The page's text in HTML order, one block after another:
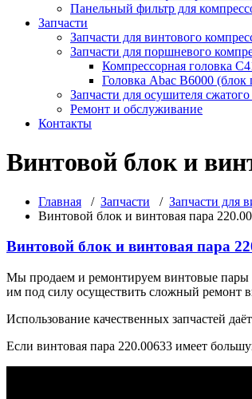
Панельный фильтр для
Запчасти
Запчасти для винтового
Запчасти для поршневого
Компрессорная головка
Головка Abac B6000
Запчасти для осушителя сжатого
Ремонт и обслуживание
Контакты
Винтовой блок и
Главная / Запчасти / Запчасти для
Винтовой блок и винтовая пара
Винтовой блок и винтовая пара
Мы продаем и ремонтируем винтовые пары
им под силу осуществить сложный ремонт
Использование качественных запчастей
Если винтовая пара 220.00633 имеет